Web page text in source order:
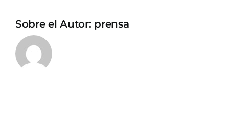
Sobre el Autor: prensa